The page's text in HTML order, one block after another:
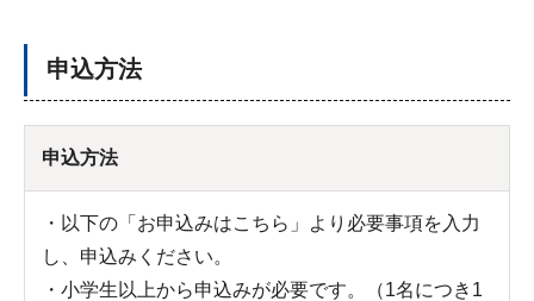
申込方法
申込方法
・以下の「お申込みはこちら」より必要事項を入力
し、申込みください。
・小学生以上から申込みが必要です。（1名につき1